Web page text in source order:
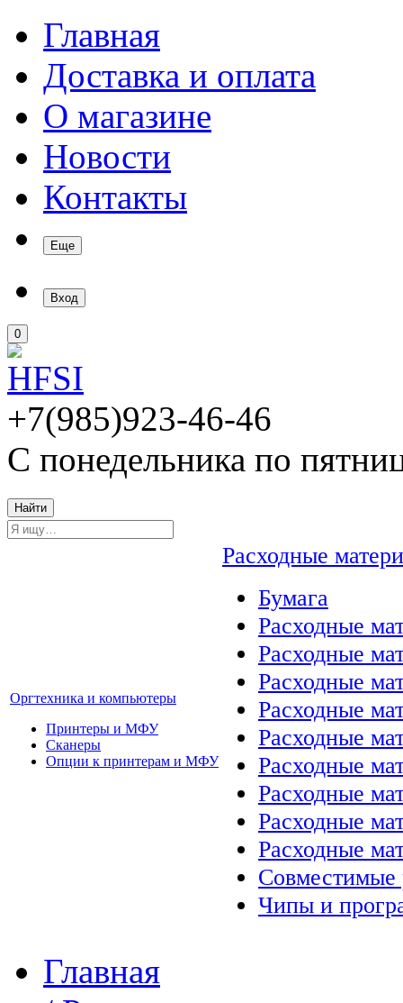
Главная
Доставка и оплата
О магазине
Новости
Контакты
Еще
Вход
0
+7(985)923-46-46
С понедельника по
Найти
Оргтехника и компьютеры
Принтеры и МФУ
Сканеры
Опции к принтерам и МФУ
Расходные
Бумага
Расходные
Расходные
Расходные
Расходные
Расходные
Расходные
Расходные
Расходные
Расходные
Совместимые
Чипы и
Главная